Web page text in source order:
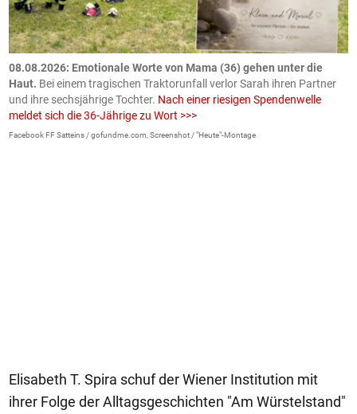
08.08.2026: Emotionale Worte von Mama (36) gehen unter die
Haut. Bei einem tragischen Traktorunfall verlor Sarah ihren Partner
und ihre sechsjährige Tochter. Nach einer riesigen Spendenwelle
meldet sich die 36-Jährige zu Wort >>>
Facebook FF Satteins / gofundme.com, Screenshot / "Heute"-Montage
Elisabeth T. Spira schuf der Wiener Institution mit
ihrer Folge der Alltagsgeschichten "Am Würstelstand"